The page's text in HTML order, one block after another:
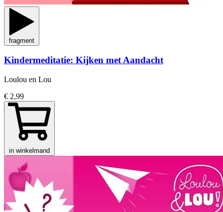
fragment
Kindermeditatie: Kijken met Aandacht
Loulou en Lou
€ 2,99
in winkelmand